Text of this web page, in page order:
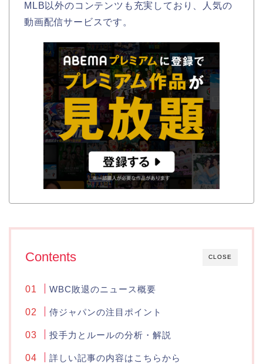
MLB以外のコンテンツも充実しており、人気の
動画配信サービスです。
CLOSE
Contents
WBC敗退のニュース概要
侍ジャパンの注目ポイント
投手力とルールの分析・解説
詳しい記事の内容はこちらから